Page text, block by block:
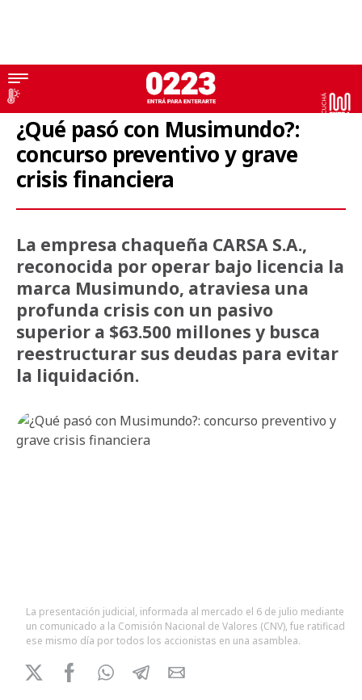
Cierre
¿Qué pasó con Musimundo?:
concurso preventivo y grave
crisis financiera
La empresa chaqueña CARSA S.A.,
reconocida por operar bajo licencia la
marca Musimundo, atraviesa una
profunda crisis con un pasivo
superior a $63.500 millones y busca
reestructurar sus deudas para evitar
la liquidación.
La presentación judicial, informada al mercado el 6 de julio mediante
un comunicado a la Comisión Nacional de Valores (CNV), fue ratificada
ese mismo día por todos los accionistas en una asamblea.